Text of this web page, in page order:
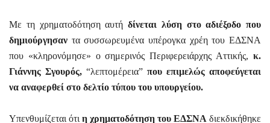
Με τη χρηματοδότηση αυτή δίνεται λύση στο αδιέξοδο που
δημιούργησαν τα συσσωρευμένα υπέρογκα χρέη του ΕΔΣΝΑ
που «κληρονόμησε» ο σημερινός Περιφερειάρχης Αττικής, κ.
Γιάννης Σγουρός, “λεπτομέρεια” που επιμελώς αποφεύγεται
να αναφερθεί στο δελτίο τύπου του υπουργείου.
Υπενθυμίζεται ότι η χρηματοδότηση του ΕΔΣΝΑ διεκδικήθηκε